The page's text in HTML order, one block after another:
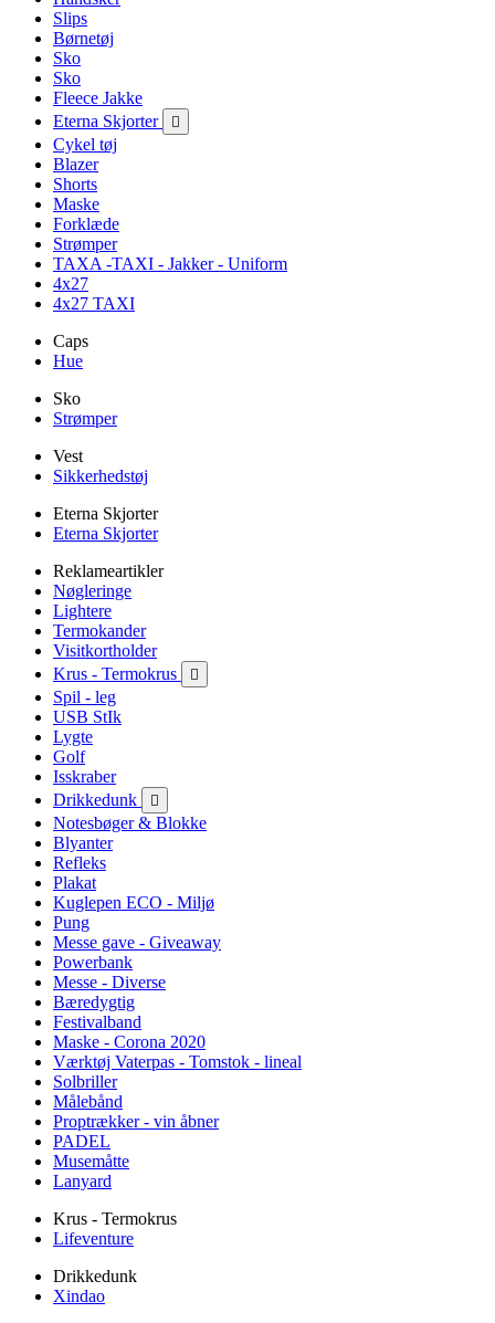
Slips
Børnetøj
Sko
Sko
Fleece Jakke
Eterna Skjorter

Cykel tøj
Blazer
Shorts
Maske
Forklæde
Strømper
TAXA -TAXI - Jakker - Uniform
4x27
4x27 TAXI
Caps
Hue
Sko
Strømper
Vest
Sikkerhedstøj
Eterna Skjorter
Eterna Skjorter
Reklameartikler
Nøgleringe
Lightere
Termokander
Visitkortholder
Krus - Termokrus

Spil - leg
USB StIk
Lygte
Golf
Isskraber
Drikkedunk

Notesbøger & Blokke
Blyanter
Refleks
Plakat
Kuglepen ECO - Miljø
Pung
Messe gave - Giveaway
Powerbank
Messe - Diverse
Bæredygtig
Festivalband
Maske - Corona 2020
Værktøj Vaterpas - Tomstok - lineal
Solbriller
Målebånd
Proptrækker - vin åbner
PADEL
Musemåtte
Lanyard
Krus - Termokrus
Lifeventure
Drikkedunk
Xindao